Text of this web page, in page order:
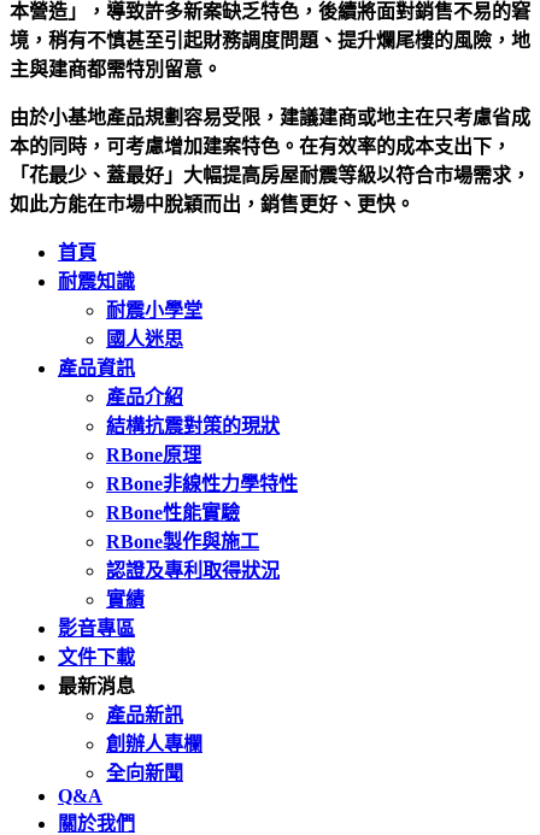
本營造」，導致許多新案缺乏特色，後續將面對銷售不易的窘
境，稍有不慎甚至引起財務調度問題、提升爛尾樓的風險，地
主與建商都需特別留意。
由於小基地產品規劃容易受限，建議建商或地主在只考慮省成
本的同時，可考慮增加建案特色。在有效率的成本支出下，
「花最少、蓋最好」大幅提高房屋耐震等級以符合市場需求，
如此方能在市場中脫穎而出，銷售更好、更快。
首頁
耐震知識
耐震小學堂
國人迷思
產品資訊
產品介紹
結構抗震對策的現狀
RBone原理
RBone非線性力學特性
RBone性能實驗
RBone製作與施工
認證及專利取得狀況
實績
影音專區
文件下載
最新消息
產品新訊
創辦人專欄
全向新聞
Q&A
關於我們